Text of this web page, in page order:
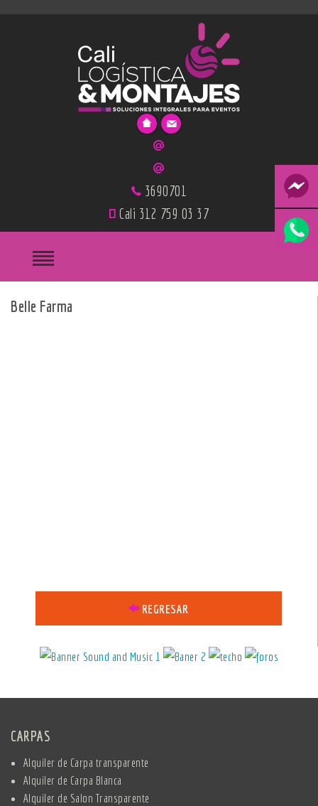
3690701
Cali 312 759 03 37
Belle Farma
REGRESAR
CARPAS
Alquiler de Carpa transparente
Alquiler de Carpa Blanca
Alquiler de Salon Transparente